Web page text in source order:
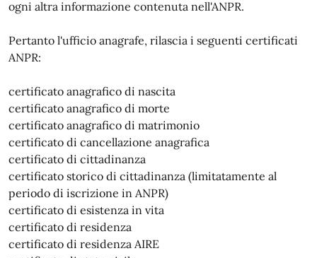
ogni altra informazione contenuta nell'ANPR.
Pertanto l'ufficio anagrafe, rilascia i seguenti certificati
ANPR:
certificato anagrafico di nascita
certificato anagrafico di morte
certificato anagrafico di matrimonio
certificato di cancellazione anagrafica
certificato di cittadinanza
certificato storico di cittadinanza (limitatamente al
periodo di iscrizione in ANPR)
certificato di esistenza in vita
certificato di residenza
certificato di residenza AIRE